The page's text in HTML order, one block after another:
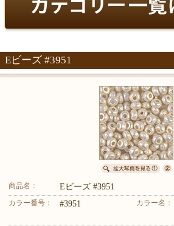
Eビーズ #3951
商品名： Eビーズ #3951
カラー番号： #3951 カラー名：